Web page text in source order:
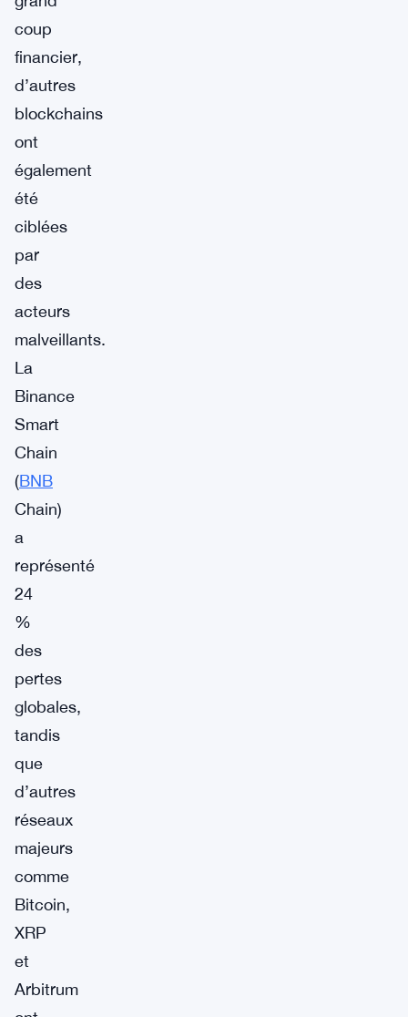
coup
financier,
d’autres
blockchains
ont
également
été
ciblées
par
des
acteurs
malveillants.
La
Binance
Smart
Chain
(BNB
Chain)
a
représenté
24
%
des
pertes
globales,
tandis
que
d’autres
réseaux
majeurs
comme
Bitcoin,
XRP
et
Arbitrum